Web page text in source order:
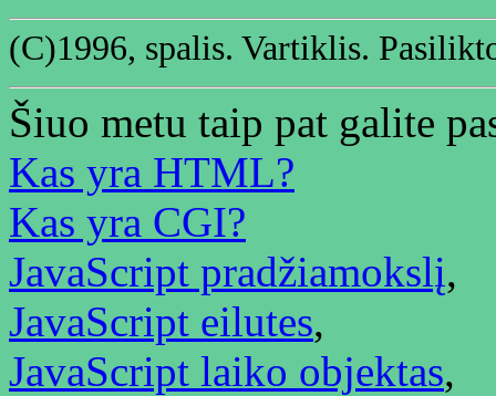
(C)1996, spalis. Vartiklis.
Šiuo metu taip pat galite
Kas yra HTML?
Kas yra CGI?
JavaScript pradžiamokslį,
JavaScript eilutes,
JavaScript laiko objektas,